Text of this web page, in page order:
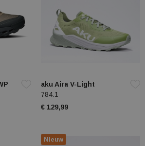
aku Aira V-Light
784.1
€ 129,99
Nieuw